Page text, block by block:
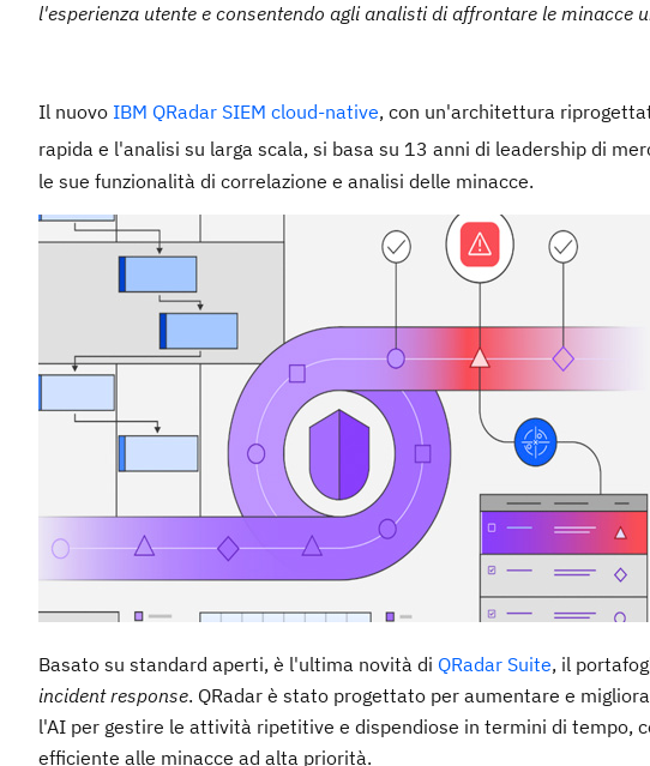
l'esperienza utente e consentendo agli analisti di affrontare le minacce
Il nuovo IBM QRadar SIEM cloud-native, con un'architettura
rapida e l'analisi su larga scala, si basa su 13 anni di leadership di
le sue funzionalità di correlazione e analisi delle minacce.
Basato su standard aperti, è l'ultima novità di QRadar Suite, il
incident response. QRadar è stato progettato per aumentare e
l'AI per gestire le attività ripetitive e dispendiose in termini di tempo,
efficiente alle minacce ad alta priorità.